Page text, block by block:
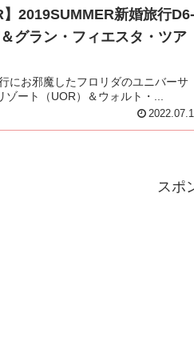
】2019SUMMER新婚旅行D6-
グラン・フィエスタ・ツア
にお邪魔したフロリダのユニバーサ
ゾート（UOR）＆ウォルト・...
スポ